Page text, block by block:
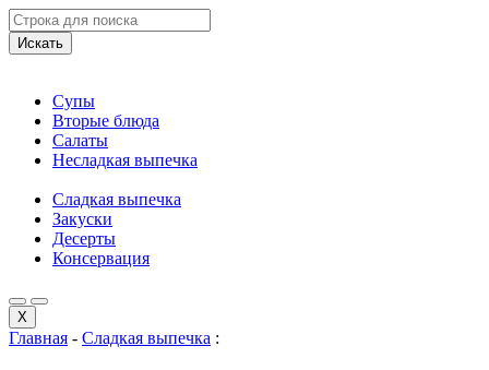
Искать
Супы
Вторые блюда
Салаты
Несладкая выпечка
Сладкая выпечка
Закуски
Десерты
Консервация
X
Главная - Сладкая выпечка :